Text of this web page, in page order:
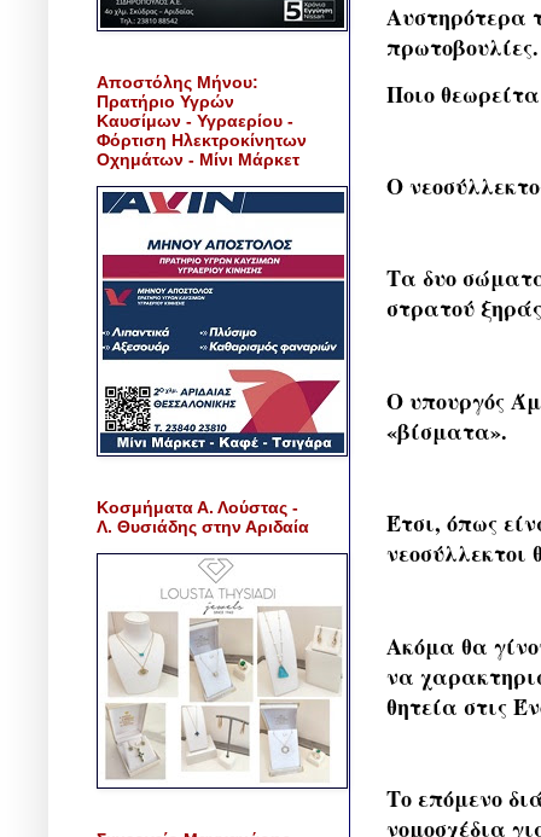
Αυστηρότερα
πρωτοβουλίες.
Ποιο
Ο
Τα δυο
στρατού
Ο υπουργός
«βίσματα».
Έτσι, όπως
Ακόμα θα
να
θητεία στις
Το επόμενο
νομοσχέδια
Αποστόλης Μήνου:
Πρατήριο Υγρών
Καυσίμων - Υγραερίου -
Φόρτιση Ηλεκτροκίνητων
Οχημάτων - Μίνι Μάρκετ
Κοσμήματα Α. Λούστας -
Λ. Θυσιάδης στην Αριδαία